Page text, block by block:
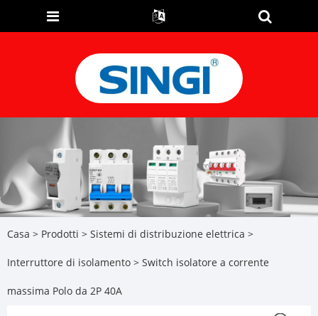
Casa > Prodotti > Sistemi di distribuzione elettrica >
Interruttore di isolamento > Switch isolatore a corrente
massima Polo da 2P 40A